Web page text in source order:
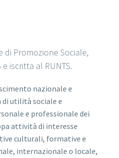
di Promozione Sociale,
iscritta al RUNTS.
nazionale e
utilità sociale e
e professionale dei
attività di interesse
culturali, formative e
internazionale o locale,